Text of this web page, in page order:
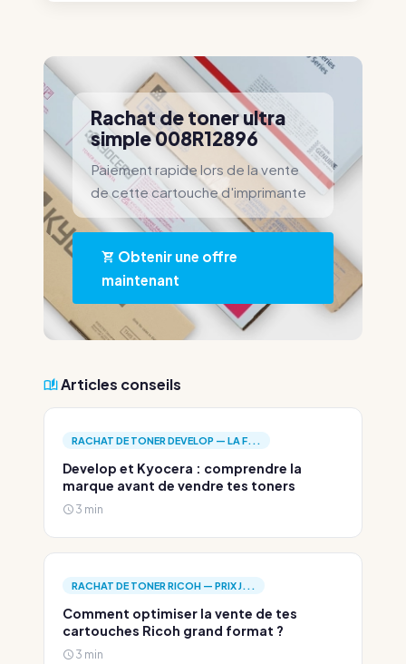
Rachat de toner ultra
simple 008R12896
Paiement rapide lors de la vente
de cette cartouche d'imprimante
Obtenir une offre
maintenant
Articles conseils
RACHAT DE TONER DEVELOP — LA F...
Develop et Kyocera : comprendre la
marque avant de vendre tes toners
3 min
RACHAT DE TONER RICOH — PRIX J...
Comment optimiser la vente de tes
cartouches Ricoh grand format ?
3 min